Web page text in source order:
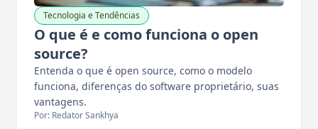
Tecnologia e Tendências
O que é e como funciona o open
source?
Entenda o que é open source, como o modelo
funciona, diferenças do software proprietário, suas
vantagens.
Por: Redator Sankhya